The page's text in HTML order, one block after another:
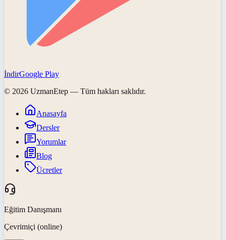
İndirGoogle Play
© 2026 UzmanEtep — Tüm hakları saklıdır.
Anasayfa
Dersler
Yorumlar
Blog
Ücretler
Eğitim Danışmanı
Çevrimiçi (online)